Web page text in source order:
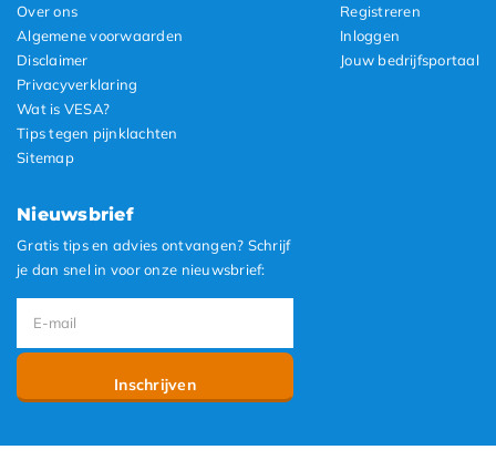
Over ons
Algemene voorwaarden
Disclaimer
Privacyverklaring
Wat is VESA?
Tips tegen pijnklachten
Sitemap
Registreren
Inloggen
Jouw bedrijfsportaal
Nieuwsbrief
Gratis tips en advies ontvangen? Schrijf
je dan snel in voor onze nieuwsbrief:
Inschrijven